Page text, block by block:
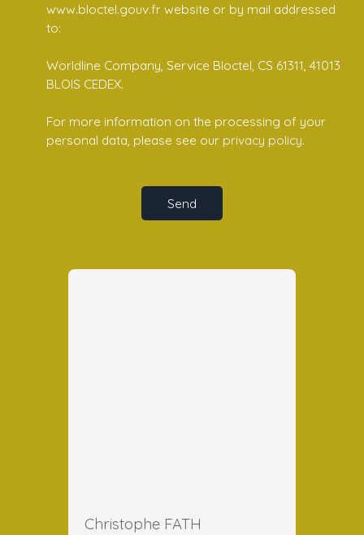
www.bloctel.gouv.fr website or by mail addressed
to:
Worldline Company, Service Bloctel, CS 61311, 41013
BLOIS CEDEX.
For more information on the processing of your
personal data, please see our privacy policy.
Send
Christophe FATH